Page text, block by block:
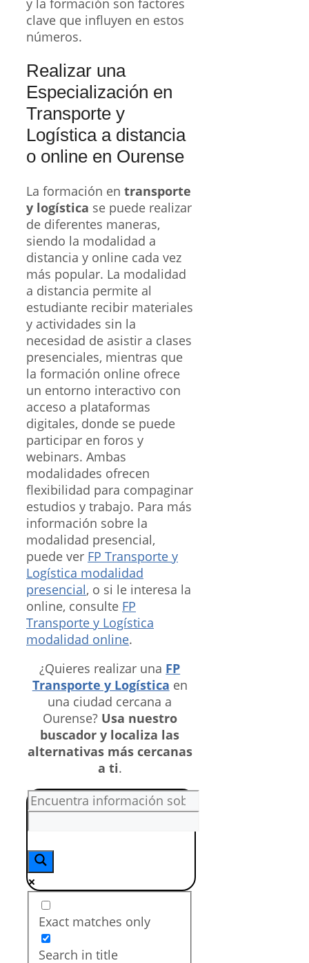
y la formación son factores
clave que influyen en estos
números.
Realizar una
Especialización en
Transporte y
Logística a distancia
o online en Ourense
La formación en transporte
y logística se puede realizar
de diferentes maneras,
siendo la modalidad a
distancia y online cada vez
más popular. La modalidad
a distancia permite al
estudiante recibir materiales
y actividades sin la
necesidad de asistir a clases
presenciales, mientras que
la formación online ofrece
un entorno interactivo con
acceso a plataformas
digitales, donde se puede
participar en foros y
webinars. Ambas
modalidades ofrecen
flexibilidad para compaginar
estudios y trabajo. Para más
información sobre la
modalidad presencial,
puede ver FP Transporte y
Logística modalidad
presencial, o si le interesa la
online, consulte FP
Transporte y Logística
modalidad online.
¿Quieres realizar una FP
Transporte y Logística en
una ciudad cercana a
Ourense? Usa nuestro
buscador y localiza las
alternativas más cercanas
a ti.
Exact matches only
Search in title